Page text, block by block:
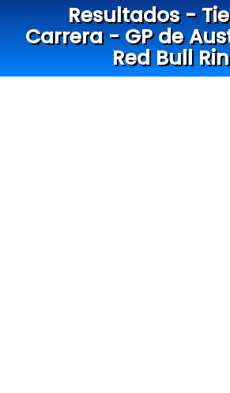
Resultados -
Carrera - GP de
Red Bull